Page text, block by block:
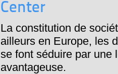
Center
La constitution de
ailleurs en Europe, les
se font séduire par une
avantageuse.